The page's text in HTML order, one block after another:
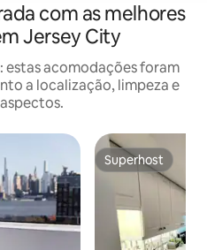
com as melhores
Jersey City
estas acomodações foram
a localização, limpeza e
Superhost
Superhost